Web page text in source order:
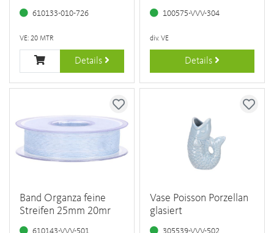
610133-010-726
VE: 20 MTR
Details
100575-VVV-304
div. VE
Details
Band Organza feine
Streifen 25mm 20mr
610143-VVV-501
Vase Poisson Porzellan
glasiert
305539-VVV-502